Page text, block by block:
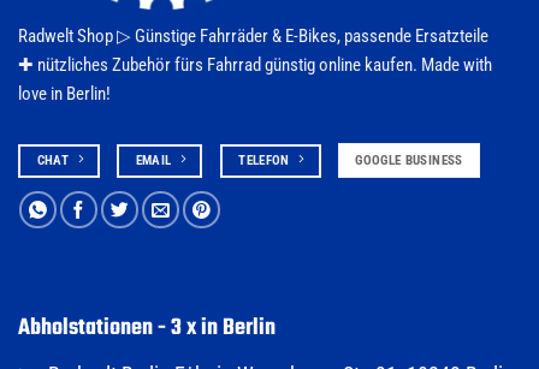
Radwelt Shop ▷ Günstige Fahrräder & E-Bikes, passende Ersatzteile
✚ nützliches Zubehör fürs Fahrrad günstig online kaufen. Made with
love in Berlin!
CHAT EMAIL TELEFON GOOGLE BUSINESS
Abholstationen - 3 x in Berlin